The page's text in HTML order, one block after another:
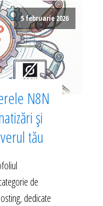
5 februarie 2026
N8N
și
tău
de
dedicate